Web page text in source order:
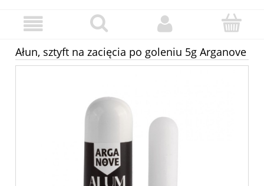
Ałun, sztyft na zacięcia po goleniu 5g Arganove